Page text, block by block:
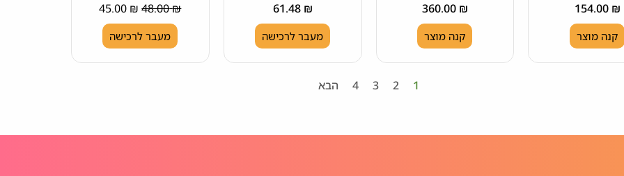
₪
154.00
קנה מוצר
₪
360.00
קנה מוצר
₪
61.48
מעבר לרכישה
₪
48.00
₪
מעבר לרכישה
1
2
3
4 הבא